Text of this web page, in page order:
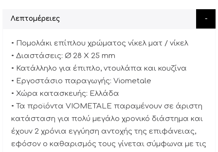
Λεπτομέρειες
• Πομολάκι επίπλου χρώματος νίκελ ματ / νίκελ
• Διαστάσεις: Ø 28 Χ 25 mm
• Κατάλληλο για έπιπλο, ντουλάπα και κουζίνα
• Εργοστάσιο παραγωγής: Viometale
• Χώρα κατασκευής: Ελλάδα
• Τα προϊόντα VIOMETALE παραμένουν σε άριστη
κατάσταση για πολύ μεγάλο χρονικό διάστημα και
έχουν 2 χρόνια εγγύηση αντοχής της επιφάνειας,
εφόσον ο καθαρισμός τους γίνεται σύμφωνα με τις